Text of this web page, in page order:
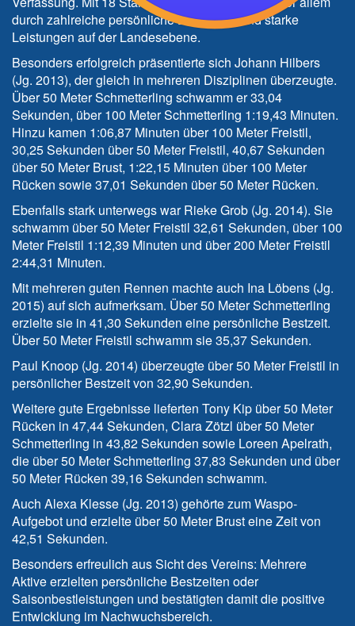
durch zahlreiche persönliche Bestzeiten und starke
Leistungen auf der Landesebene.
Besonders erfolgreich präsentierte sich Johann Hilbers
(Jg. 2013), der gleich in mehreren Disziplinen überzeugte.
Über 50 Meter Schmetterling schwamm er 33,04
Sekunden, über 100 Meter Schmetterling 1:19,43 Minuten.
Hinzu kamen 1:06,87 Minuten über 100 Meter Freistil,
30,25 Sekunden über 50 Meter Freistil, 40,67 Sekunden
über 50 Meter Brust, 1:22,15 Minuten über 100 Meter
Rücken sowie 37,01 Sekunden über 50 Meter Rücken.
Ebenfalls stark unterwegs war Rieke Grob (Jg. 2014). Sie
schwamm über 50 Meter Freistil 32,61 Sekunden, über 100
Meter Freistil 1:12,39 Minuten und über 200 Meter Freistil
2:44,31 Minuten.
Mit mehreren guten Rennen machte auch Ina Löbens (Jg.
2015) auf sich aufmerksam. Über 50 Meter Schmetterling
erzielte sie in 41,30 Sekunden eine persönliche Bestzeit.
Über 50 Meter Freistil schwamm sie 35,37 Sekunden.
Paul Knoop (Jg. 2014) überzeugte über 50 Meter Freistil in
persönlicher Bestzeit von 32,90 Sekunden.
Weitere gute Ergebnisse lieferten Tony Kip über 50 Meter
Rücken in 47,44 Sekunden, Clara Zötzl über 50 Meter
Schmetterling in 43,82 Sekunden sowie Loreen Apelrath,
die über 50 Meter Schmetterling 37,83 Sekunden und über
50 Meter Rücken 39,16 Sekunden schwamm.
Auch Alexa Klesse (Jg. 2013) gehörte zum Waspo-
Aufgebot und erzielte über 50 Meter Brust eine Zeit von
42,51 Sekunden.
Besonders erfreulich aus Sicht des Vereins: Mehrere
Aktive erzielten persönliche Bestzeiten oder
Saisonbestleistungen und bestätigten damit die positive
Entwicklung im Nachwuchsbereich.